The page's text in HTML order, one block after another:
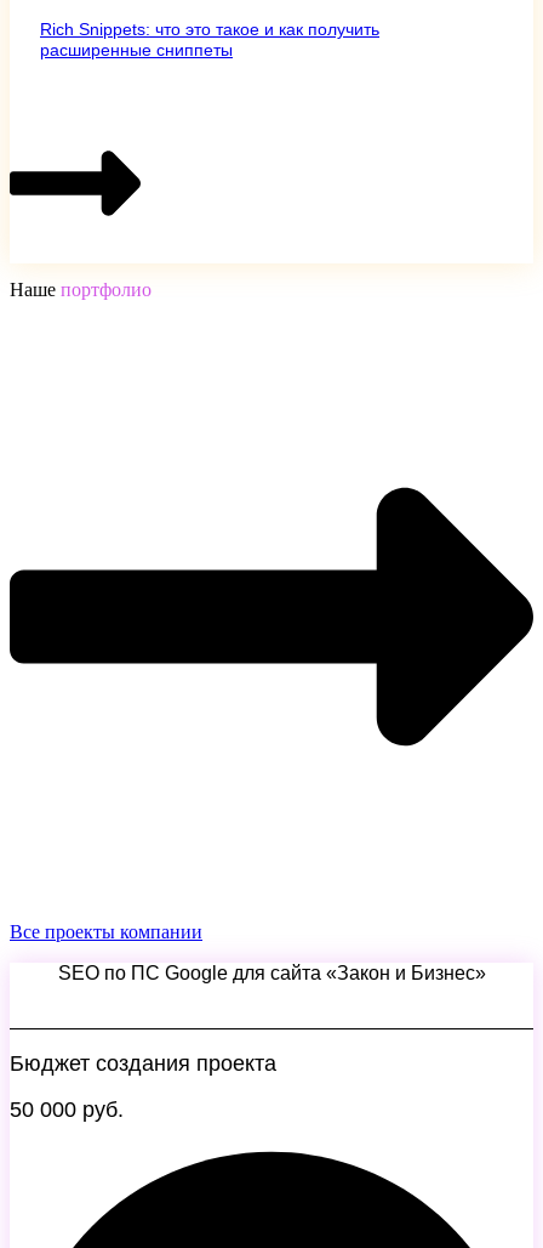
Rich Snippets: что это такое и как получить
расширенные сниппеты
Наше портфолио
Все проекты компании
SEO по ПС Google для сайта «Закон и Бизнес»
Бюджет создания проекта
50 000 руб.